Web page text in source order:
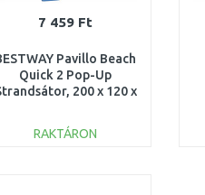
7 459 Ft
Pavillo Beach
Quick 2 Pop-Up
200 x 120 x
RAKTÁRON